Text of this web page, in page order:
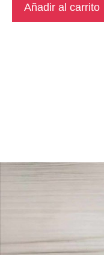
Añadir al carrito